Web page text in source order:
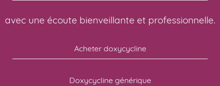
avec une écoute bienveillante et professionnelle.
Acheter doxycycline
Doxycycline générique